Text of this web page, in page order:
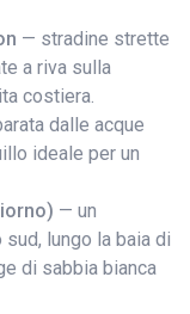
— stradine strette
a riva sulla
costiera.
dalle acque
ideale per un
— un
lungo la baia di
di sabbia bianca